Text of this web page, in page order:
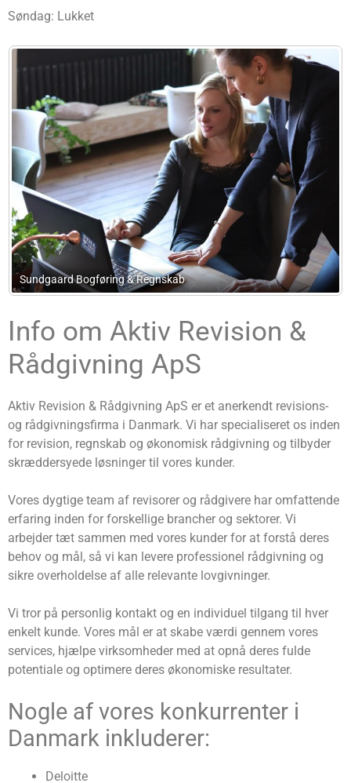
Søndag: Lukket
& Regnskab Fi-Consult
Info om Aktiv Revision &
Rådgivning ApS
Aktiv Revision & Rådgivning ApS er et anerkendt revisions-
og rådgivningsfirma i Danmark. Vi har specialiseret os inden
for revision, regnskab og økonomisk rådgivning og tilbyder
skræddersyede løsninger til vores kunder.
Vores dygtige team af revisorer og rådgivere har omfattende
erfaring inden for forskellige brancher og sektorer. Vi
arbejder tæt sammen med vores kunder for at forstå deres
behov og mål, så vi kan levere professionel rådgivning og
sikre overholdelse af alle relevante lovgivninger.
Vi tror på personlig kontakt og en individuel tilgang til hver
enkelt kunde. Vores mål er at skabe værdi gennem vores
services, hjælpe virksomheder med at opnå deres fulde
potentiale og optimere deres økonomiske resultater.
Nogle af vores konkurrenter i
Danmark inkluderer:
Deloitte